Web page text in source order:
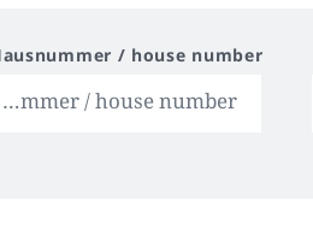
/ house number